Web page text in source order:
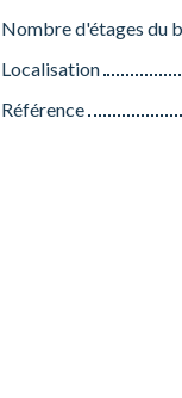
Nombre d'étages du
Localisation
Référence